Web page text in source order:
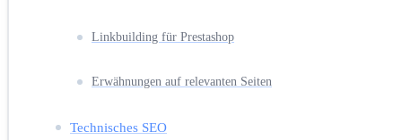
Linkbuilding für Prestashop
Erwähnungen auf relevanten Seiten
Technisches SEO